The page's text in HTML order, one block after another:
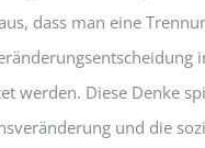
dass man eine
Diese Denke
und die